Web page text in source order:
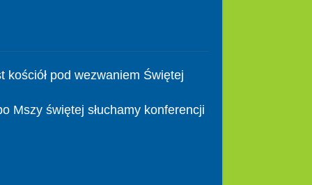
pod wezwaniem Świętej
Mszy świętej słuchamy konferencji